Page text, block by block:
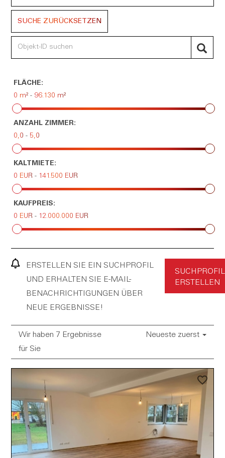
SUCHE ZURÜCKSETZEN
FLÄCHE:
0 m² - 96.130 m²
ANZAHL ZIMMER:
0,0 - 5,0
KALTMIETE:
0 EUR - 141.500 EUR
KAUFPREIS:
0 EUR - 12.000.000 EUR
ERSTELLEN SIE EIN SUCHPROFIL
UND ERHALTEN SIE E-MAIL-
BENACHRICHTIGUNGEN ÜBER
NEUE ERGEBNISSE!
SUCHPROFIL
ERSTELLEN
Wir haben 7 Ergebnisse
für Sie
Neueste zuerst